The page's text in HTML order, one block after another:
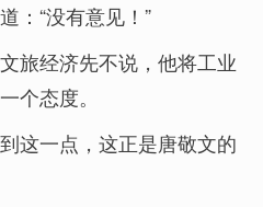
：“没有意见！”
旅经济先不说，他将工业
个态度。
这一点，这正是唐敬文的